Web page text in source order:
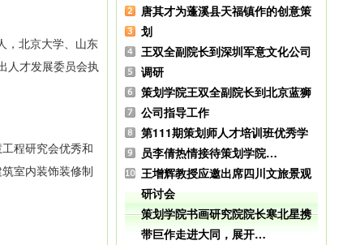
，北京大学、山东
人才发展委员会执
程研究会优秀和
室内装饰装修制
唐其才为蓬溪县天福镇作的创意策
划
王双全副院长到深圳军意文化公司
调研
策划学院王双全副院长到北京蓝狮
公司指导工作
第111期策划师人才培训班优秀学
员李倩热情接待策划学院…
王增辉教授应邀出席四川文旅景观
研讨会
策划学院书画研究院院长寒北星携
带巨作走进大同，展开…